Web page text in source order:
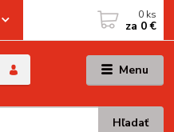
Menu
Hľadať
0 ks
za 0 €